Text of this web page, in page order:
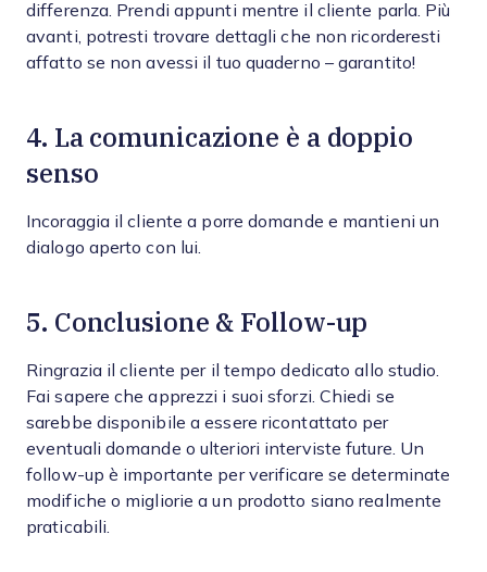
differenza. Prendi appunti mentre il cliente parla. Più
avanti, potresti trovare dettagli che non ricorderesti
affatto se non avessi il tuo quaderno – garantito!
4. La comunicazione è a doppio
senso
Incoraggia il cliente a porre domande e mantieni un
dialogo aperto con lui.
5. Conclusione & Follow-up
Ringrazia il cliente per il tempo dedicato allo studio.
Fai sapere che apprezzi i suoi sforzi. Chiedi se
sarebbe disponibile a essere ricontattato per
eventuali domande o ulteriori interviste future. Un
follow-up è importante per verificare se determinate
modifiche o migliorie a un prodotto siano realmente
praticabili.